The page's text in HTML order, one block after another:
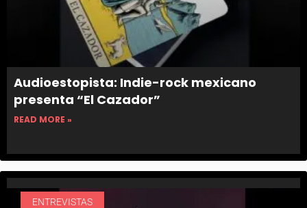
Audioestopista: Indie-rock mexicano
presenta “El Cazador”
READ MORE »
ENTREVISTAS